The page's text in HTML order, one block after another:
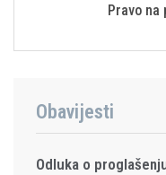
Pravo
Obavijesti
Odluka o